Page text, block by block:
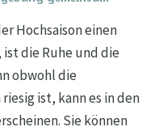
Hochsaison einen
die Ruhe und die
obwohl die
ist, kann es in den
Sie können